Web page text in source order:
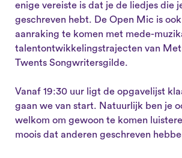
enige vereiste is dat je de liedjes die
geschreven hebt. De Open Mic is
aanraking te komen met mede-
talentontwikkelingstrajecten van
Twents Songwritersgilde.
Vanaf 19:30 uur ligt de opgavelijst
gaan we van start. Natuurlijk ben je
welkom om gewoon te komen
moois dat anderen geschreven